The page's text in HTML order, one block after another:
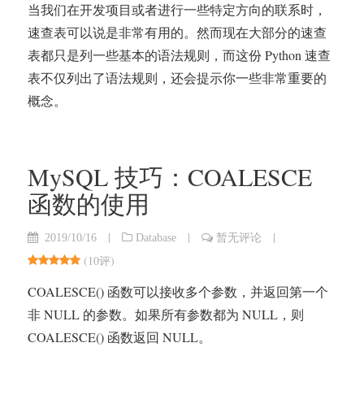
当我们在开发项目或者进行一些特定方向的联系时，
速查表可以说是非常有用的。然而现在大部分的速查
表都只是列一些基本的语法规则，而这份 Python 速查
表不仅列出了语法规则，还会提示你一些非常重要的
概念。
MySQL 技巧：COALESCE
函数的使用
2019/10/16 | Database | 暂无评论
|
(10评)
COALESCE() 函数可以接收多个参数，并返回第一个
非 NULL 的参数。如果所有参数都为 NULL，则
COALESCE() 函数返回 NULL。